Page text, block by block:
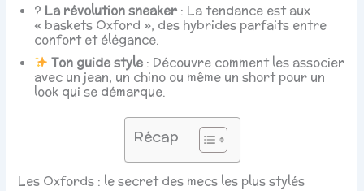
? La révolution sneaker : La tendance est aux
« baskets Oxford », des hybrides parfaits entre
confort et élégance.
Ton guide style: Découvre comment les associer
avec un jean, un chino ou même un short pour un
look qui se démarque.
Récap
Les Oxfords : le secret des mecs les plus stylés